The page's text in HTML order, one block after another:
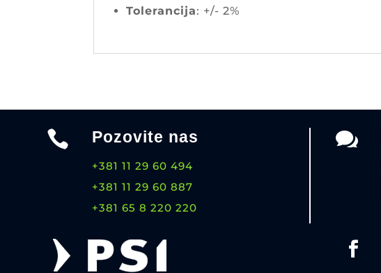
Tolerancija: +/- 2%
 Pozovite nas
+381 11 29 60 494
+381 11 29 60 887
+381 65 8 220 220
